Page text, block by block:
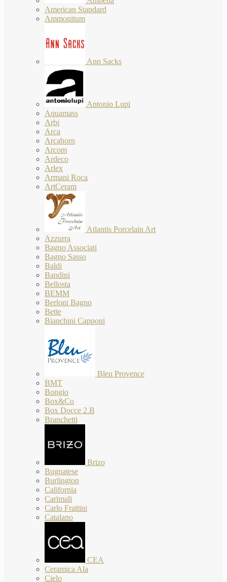
American Standard
Ammonitum
Ann Sacks
Antonio Lupi
Aquamass
Arbi
Arca
Arcahorn
Arcom
Ardeco
Arlex
Armani Roca
ArtCeram
Atlantis Porcelain Art
Azzurra
Bagno Associati
Bagno Sasso
Baldi
Bandini
Bellosta
BEMM
Berloni Bagno
Bette
Bianchini Capponi
Bleu Provence
BMT
Bongio
Box&Co
Box Docce 2.B
Branchetti
Brizo
Bugnatese
Burlington
California
Carimali
Carlo Frattini
Catalano
CEA
Ceramica Ala
Cielo